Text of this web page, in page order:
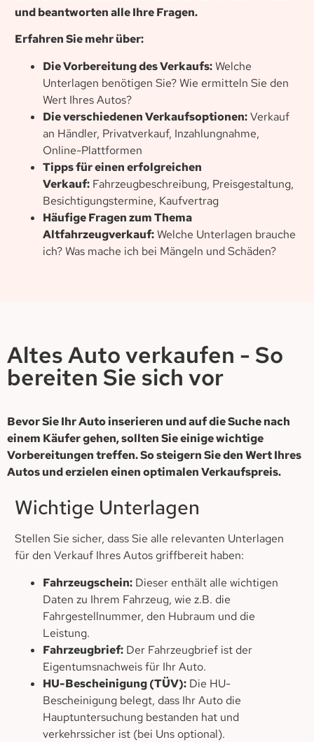
und beantworten alle Ihre Fragen.
Erfahren Sie mehr über:
Die Vorbereitung des Verkaufs:Welche
Unterlagen benötigen Sie? Wie ermitteln Sie den
Wert Ihres Autos?
Die verschiedenen Verkaufsoptionen:Verkauf
an Händler, Privatverkauf, Inzahlungnahme,
Online-Plattformen
Tipps für einen erfolgreichen
Verkauf:Fahrzeugbeschreibung, Preisgestaltung,
Besichtigungstermine, Kaufvertrag
Häufige Fragen zum Thema
Altfahrzeugverkauf:Welche Unterlagen brauche
ich? Was mache ich bei Mängeln und Schäden?
Altes Auto verkaufen - So
bereiten Sie sich vor
Bevor Sie Ihr Auto inserieren und auf die Suche nach
einem Käufer gehen, sollten Sie einige wichtige
Vorbereitungen treffen. So steigern Sie den Wert Ihres
Autos und erzielen einen optimalen Verkaufspreis.
Wichtige Unterlagen
Stellen Sie sicher, dass Sie alle relevanten Unterlagen
für den Verkauf Ihres Autos griffbereit haben:
Fahrzeugschein:Dieser enthält alle wichtigen
Daten zu Ihrem Fahrzeug, wie z.B. die
Fahrgestellnummer, den Hubraum und die
Leistung.
Fahrzeugbrief:Der Fahrzeugbrief ist der
Eigentumsnachweis für Ihr Auto.
HU-Bescheinigung (TÜV):Die HU-
Bescheinigung belegt, dass Ihr Auto die
Hauptuntersuchung bestanden hat und
verkehrssicher ist (bei Uns optional).